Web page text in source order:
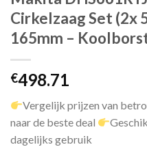
Cirkelzaag Set (2x
165mm –
€498.71
Vergelijk prijzen van
naar de beste deal
dagelijks gebruik